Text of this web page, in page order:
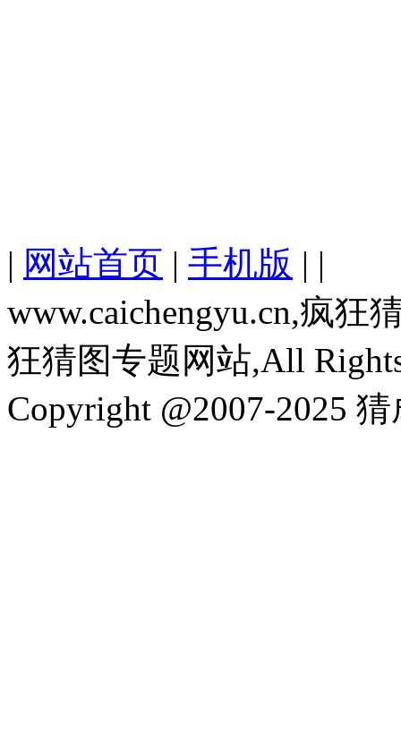
| 网站首页 | 手机版 | |
www.caichengyu.cn,疯狂
狂猜图专题网站,All
Copyright @2007-2025